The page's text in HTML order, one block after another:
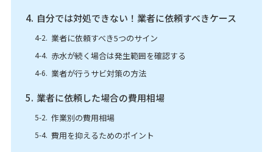
自分では対処できない！業者に依頼すべきケース
業者に依頼すべき5つのサイン
赤水が続く場合は発生範囲を確認する
業者が行うサビ対策の方法
業者に依頼した場合の費用相場
作業別の費用相場
費用を抑えるためのポイント